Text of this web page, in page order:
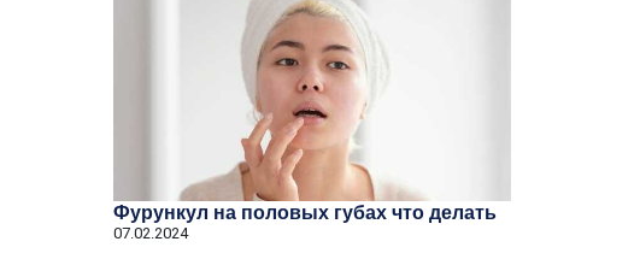
Фурункул на половых губах что делать
07.02.2024